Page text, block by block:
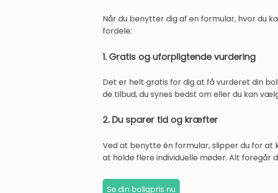
Når du benytter dig af en formular, hvor du
fordele:
1. Gratis og uforpligtende vurdering
Det er helt gratis for dig at få vurderet din
de tilbud, du synes bedst om eller du kan
2. Du sparer tid og kræfter
Ved at benytte én formular, slipper du for
at holde flere individuelle møder. Alt foregår